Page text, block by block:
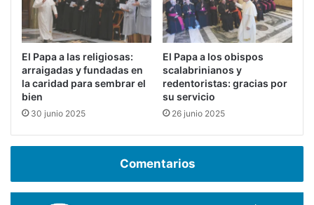
El Papa a las religiosas:
arraigadas y fundadas en
la caridad para sembrar el
bien
30 junio 2025
El Papa a los obispos
scalabrinianos y
redentoristas: gracias por
su servicio
26 junio 2025
Comentarios